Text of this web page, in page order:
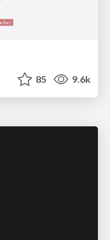
85 9.6k